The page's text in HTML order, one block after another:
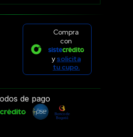
Compra
con
y solicita
tu cupo.